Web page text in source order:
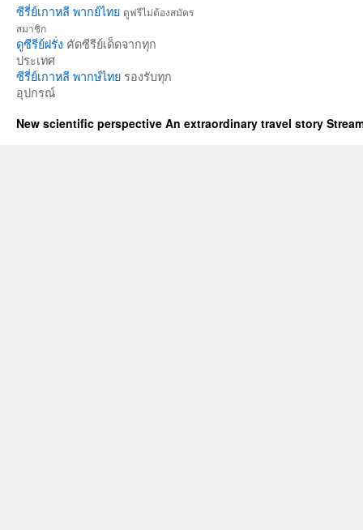
ซีรี่ย์เกาหลี พากย์ไทย ดูฟรีไม่ต้องสมัคร
สมาชิก
ดูซีรีย์ฝรั่ง คัดซีรีย์เด็ดจากทุก
ประเทศ
ซีรี่ย์เกาหลี พากษ์ไทย รองรับทุก
อุปกรณ์
New scientific perspective An extraordinary travel story